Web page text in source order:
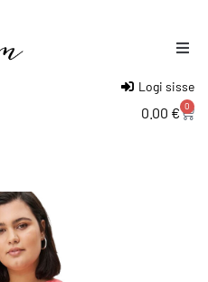
Logi sisse
0.00 € 0